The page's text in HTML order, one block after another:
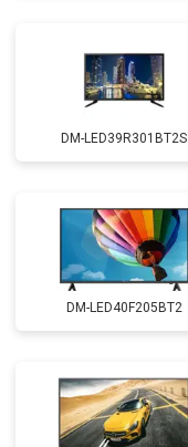
DM-LED39R301BT2S
DM-LED40F205BT2